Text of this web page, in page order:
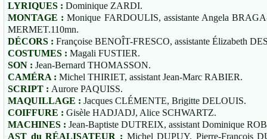
LYRIQUES : Dominique ZARDI.
MONTAGE :Monique FARDOULIS, assistante Angela
MERMET.110mn.
DÉCORS : Françoise BENOÎT-FRESCO, assistante Élizabeth
COSTUMES : Magali FUSTIER.
SON : Jean-Bernard THOMASSON.
CAMÉRA : Michel THIRIET, assistant Jean-Marc RABIER.
SCRIPT : Aurore PAQUISS.
MAQUILLAGE : Jacques CLÉMENTE, Brigitte DELOUIS.
COIFFURE : Gisèle HADJADJ, Alice SCHWARTZ.
MACHINES : Jean-Baptiste DUTREIX, assistant Dominique
AST du RÉALISATEUR : Michel DUPUY, Pierre-François